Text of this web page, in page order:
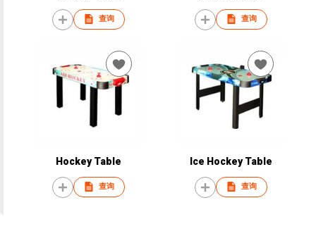
查询 查询
Hockey Table
查询
Ice Hockey Table
查询